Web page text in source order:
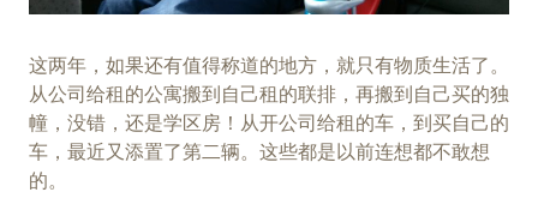
这两年，如果还有值得称道的地方，就只有物质生活了。
从公司给租的公寓搬到自己租的联排，再搬到自己买的独
幢，没错，还是学区房！从开公司给租的车，到买自己的
车，最近又添置了第二辆。这些都是以前连想都不敢想
的。